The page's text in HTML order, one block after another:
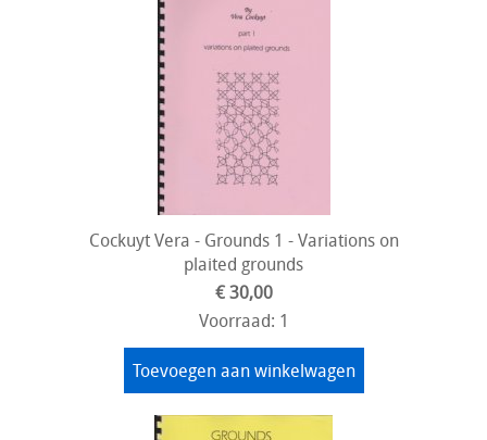
Cockuyt Vera - Grounds 1 - Variations on
plaited grounds
€ 30,00
Voorraad: 1
Toevoegen aan winkelwagen